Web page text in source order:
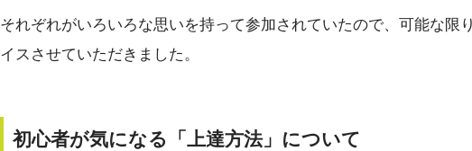
それぞれがいろいろな思いを持って参加されていたので、可能な限
イスさせていただきました。
初心者が気になる「上達方法」について